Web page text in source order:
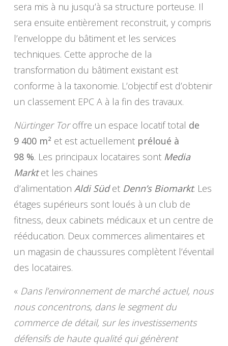
sera mis à nu jusqu’à sa structure porteuse. Il
sera ensuite entièrement reconstruit, y compris
l’enveloppe du bâtiment et les services
techniques. Cette approche de la
transformation du bâtiment existant est
conforme à la taxonomie. L’objectif est d’obtenir
un classement EPC A à la fin des travaux.
Nürtinger Toroffre un espace locatif total de
9 400 m² et est actuellement préloué à
98 %. Les principaux locataires sont Media
Marktet les chaines
d’alimentation Aldi Südet Denn’s Biomarkt. Les
étages supérieurs sont loués à un club de
fitness, deux cabinets médicaux et un centre de
rééducation. Deux commerces alimentaires et
un magasin de chaussures complètent l’éventail
des locataires.
« Dans l’environnement de marché actuel, nous
nous concentrons, dans le segment du
commerce de détail, sur les investissements
défensifs de haute qualité qui génèrent